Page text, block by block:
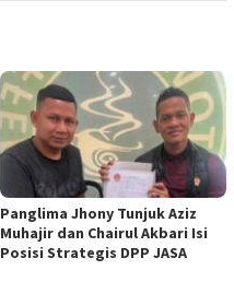
Panglima Jhony Tunjuk Aziz
Muhajir dan Chairul Akbari Isi
Posisi Strategis DPP JASA